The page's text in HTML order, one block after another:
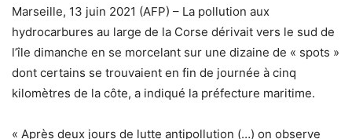
Marseille, 13 juin 2021 (AFP) – La pollution aux
hydrocarbures au large de la Corse dérivait vers le sud de
l’île dimanche en se morcelant sur une dizaine de « spots »
dont certains se trouvaient en fin de journée à cinq
kilomètres de la côte, a indiqué la préfecture maritime.
« Après deux jours de lutte antipollution (…) on observe